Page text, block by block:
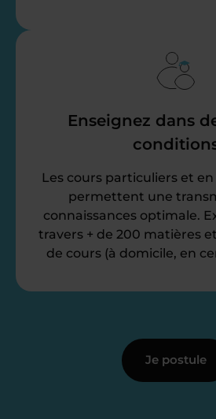
Enseignez dans
Les cours particuliers et
permettent une
connaissances optimale.
travers + de 200 matières
de cours (à domicile, en
Je postule